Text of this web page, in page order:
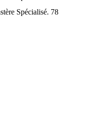
Spécialisé. 78